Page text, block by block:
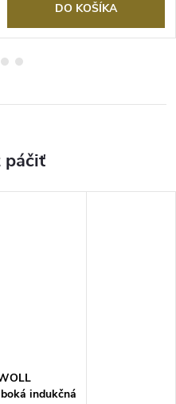
DO KOŠÍKA
indukčná